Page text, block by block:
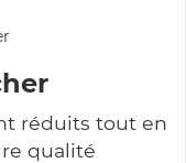
réduits tout en
qualité